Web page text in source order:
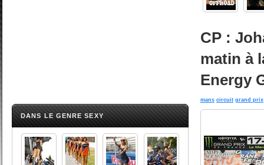
DANS LE GENRE SEXY
CP :
matin à
Energy
mans circuit grand prix